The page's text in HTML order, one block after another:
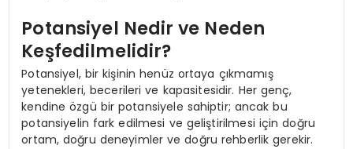
Potansiyel Nedir ve Neden
Keşfedilmelidir?
Potansiyel, bir kişinin henüz ortaya çıkmamış
yetenekleri, becerileri ve kapasitesidir. Her genç,
kendine özgü bir potansiyele sahiptir; ancak bu
potansiyelin fark edilmesi ve geliştirilmesi için doğru
ortam, doğru deneyimler ve doğru rehberlik gerekir.